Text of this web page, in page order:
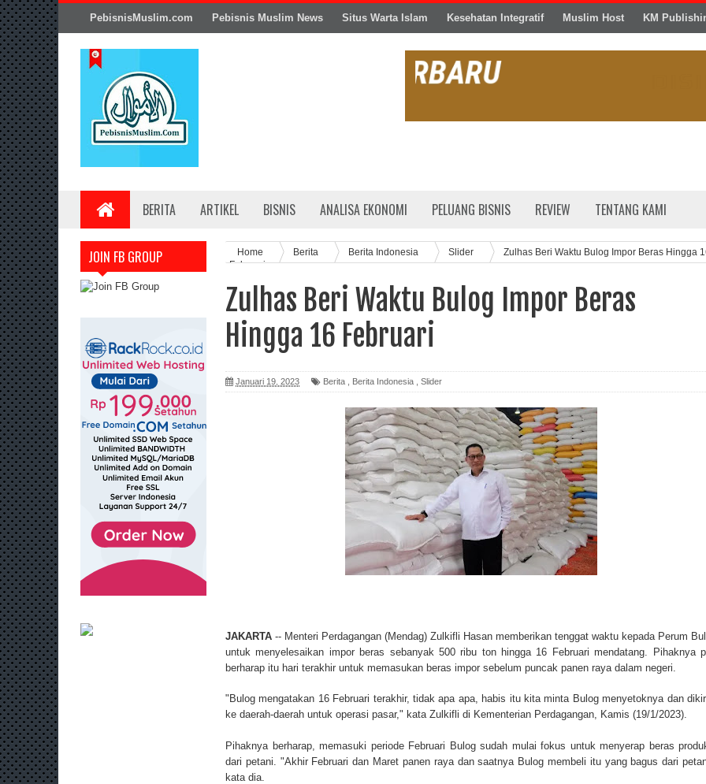
PebisnisMuslim.com Pebisnis Muslim News Situs Warta Islam Kesehatan Integratif Muslim Host KM
BERITA ARTIKEL BISNIS ANALISA EKONOMI PELUANG BISNIS REVIEW TENTANG KAMI
JOIN FB GROUP Home Berita Berita Indonesia Slider
Zulhas Beri Waktu Bulog Impor Beras Hingga
Februari
Zulhas Beri Waktu Bulog Impor Beras
Hingga 16 Februari
Januari 19, 2023 Berita Berita Indonesia Slider
JAKARTA -- Menteri Perdagangan (Mendag) Zulkifli Hasan memberikan tenggat waktu kepada Perum
untuk menyelesaikan impor beras sebanyak 500 ribu ton hingga 16 Februari mendatang. Pihaknya
berharap itu hari terakhir untuk memasukan beras impor sebelum puncak panen raya dalam negeri.
"Bulog mengatakan 16 Februari terakhir, tidak apa apa, habis itu kita minta Bulog menyetoknya dan
ke daerah-daerah untuk operasi pasar," kata Zulkifli di Kementerian Perdagangan, Kamis (19/1/2023).
Pihaknya berharap, memasuki periode Februari Bulog sudah mulai fokus untuk menyerap beras
dari petani. "Akhir Februari dan Maret panen raya dan saatnya Bulog membeli itu yang bagus dari
kata dia.